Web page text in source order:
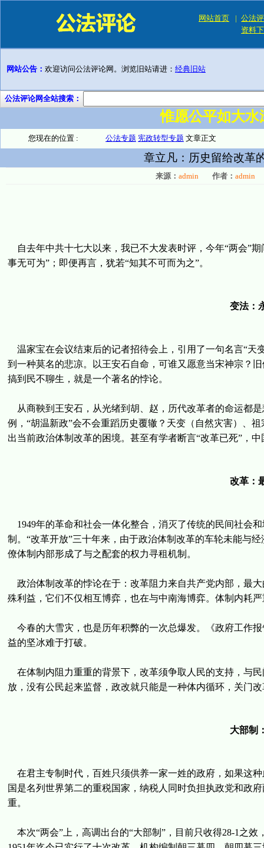
网站首页 | 公法
资料
网站公告： 欢迎访问公法评论网。浏览旧站请进： 经典旧站
公法评论网全站搜索：
惟愿公平如大
您现在的位置 : 公法专题 宪政转型专题 文章正文
章立凡：历史留给改革
来源： admin 作者： admin
自去年中共十七大以来，我已不大发表时评，今年“两会”
事无可为”；即便再言，犹若“知其不可而为之”。
变法：
温家宝在会议结束后的记者招待会上，引用了一句名言“天
到一种莫名的悲凉。以王安石自命，可谁又愿意当宋神宗？
搞到民不聊生，就是一个著名的悖论。
从商鞅到王安石，从光绪到胡、赵，历代改革者的命运都
例，“胡温新政”会不会重蹈历史覆辙？天变（自然灾害）、
出当前政治体制改革的困境。甚至有学者断言“改革已死”，
改革：
1949年的革命和社会一体化整合，消灭了传统的民间社会
制。“改革开放”三十年来，由于政治体制改革的车轮未能与
僚体制内部形成了与之配套的权力寻租机制。
政治体制改革的悖论在于：改革阻力来自共产党内部，最
殊利益，它们不仅相互博弈，也在与中南海博弈。体制内耗
今春的大雪灾，也是历年积弊的一次总爆发。《政府工作
益的坚冰难于打破。
在体制内阻力重重的背景下，改革须争取人民的支持，与
放，没有公民起来监督，政改就只能是一种体内循环，关门
大部制
在君主专制时代，百姓只须供养一家一姓的政府，如果这
国是名列世界第二的重税国家，纳税人同时负担执政党和政
重。
本次“两会”上，高调出台的“大部制”，目前只收得28-1之